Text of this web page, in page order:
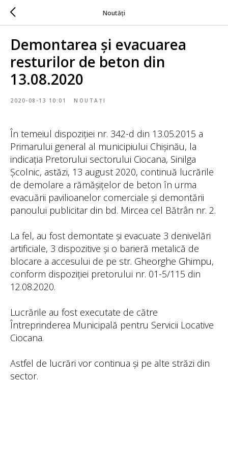
Noutăți
Demontarea și evacuarea
resturilor de beton din
13.08.2020
2020-08-13 10:01 NOUTAȚI
În temeiul dispoziției nr. 342-d din 13.05.2015 a
Primarului general al municipiului Chișinău, la
indicația Pretorului sectorului Ciocana, Sinilga
Școlnic, astăzi, 13 august 2020, continuă lucrările
de demolare a rămășițelor de beton în urma
evacuării pavilioanelor comerciale și demontării
panoului publicitar din bd. Mircea cel Bătrân nr. 2.
La fel, au fost demontate și evacuate 3 denivelări
artificiale, 3 dispozitive și o barieră metalică de
blocare a accesului de pe str. Gheorghe Ghimpu,
conform dispoziției pretorului nr. 01-5/115 din
12.08.2020.
Lucrările au fost executate de către
Întreprinderea Municipală pentru Servicii Locative
Ciocana.
Astfel de lucrări vor continua și pe alte străzi din
sector.